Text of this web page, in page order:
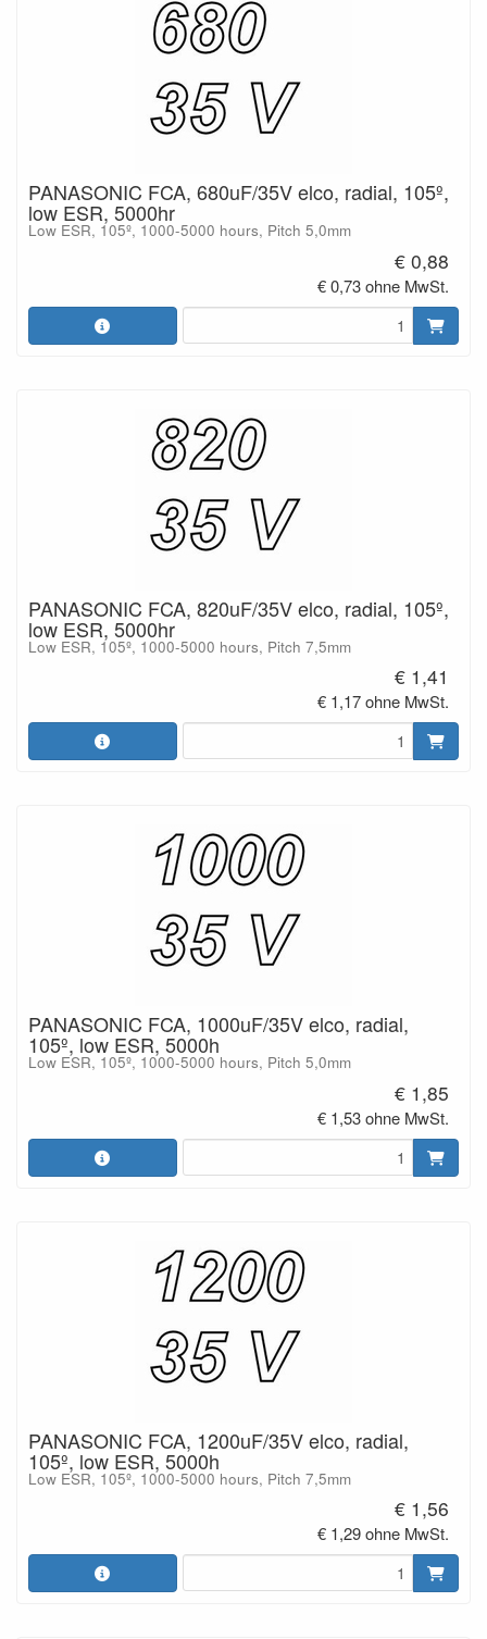
PANASONIC FCA, 680uF/35V elco, radial, 105º,
low ESR, 5000hr
Low ESR, 105º, 1000-5000 hours, Pitch 5,0mm
€ 0,88
€ 0,73 ohne MwSt.
PANASONIC FCA, 820uF/35V elco, radial, 105º,
low ESR, 5000hr
Low ESR, 105º, 1000-5000 hours, Pitch 7,5mm
€ 1,41
€ 1,17 ohne MwSt.
PANASONIC FCA, 1000uF/35V elco, radial,
105º, low ESR, 5000h
Low ESR, 105º, 1000-5000 hours, Pitch 5,0mm
€ 1,85
€ 1,53 ohne MwSt.
PANASONIC FCA, 1200uF/35V elco, radial,
105º, low ESR, 5000h
Low ESR, 105º, 1000-5000 hours, Pitch 7,5mm
€ 1,56
€ 1,29 ohne MwSt.